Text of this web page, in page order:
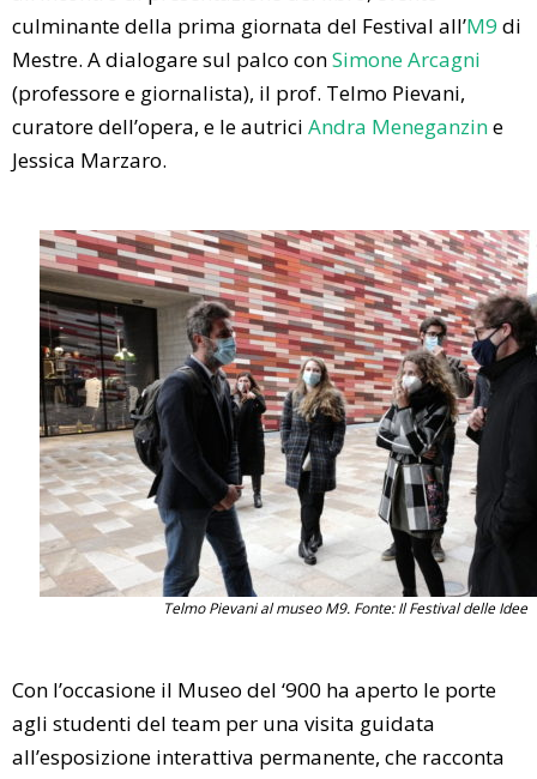
culminante della prima giornata del Festival all’M9 di
Mestre. A dialogare sul palco conSimone Arcagni
(professore e giornalista), il prof. Telmo Pievani,
curatore dell’opera, e le autrici Andra Meneganzine
Jessica Marzaro.
Telmo Pievani al museo M9. Fonte: Il Festival delle Idee
Con l’occasione il Museo del ‘900 ha aperto le porte
agli studenti del team per una visita guidata
all’esposizione interattiva permanente, che racconta